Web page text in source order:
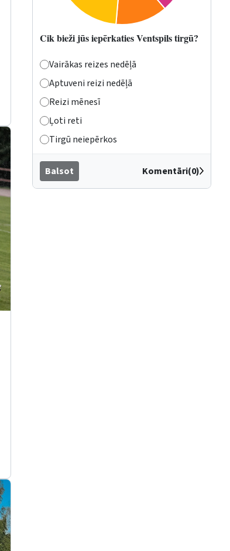
Cik bieži jūs iepērkaties Ventspils tirgū?
Vairākas reizes nedēļā
Aptuveni reizi nedēļā
Reizi mēnesī
Ļoti reti
Tirgū neiepērkos
Balsot Komentāri(0)